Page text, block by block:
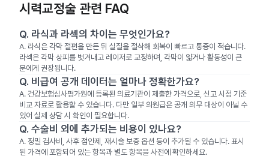
시력교정술 관련 FAQ
Q. 라식과 라섹의 차이는 무엇인가요?
A. 라식은 각막 절편을 만든 뒤 실질을 절삭해 회복이 빠르고 통증이 적습니다.
라섹은 각막 상피를 벗겨내고 레이저로 교정하며, 각막이 얇거나 활동성이 큰
분에게 권장됩니다.
Q. 비급여 공개 데이터는 얼마나 정확한가요?
A. 건강보험심사평가원에 등록된 의료기관이 제출한 가격으로, 신고 시점 기준
비교 자료로 활용할 수 있습니다. 다만 일부 의원급은 공개 의무 대상이 아닐 수
있어 실제 상담 시 확인이 필요합니다.
Q. 수술비 외에 추가되는 비용이 있나요?
A. 정밀 검사비, 사후 점안제, 재시술 보증 옵션 등이 추가될 수 있습니다. 표시
된 가격에 포함되어 있는 항목과 별도 항목을 사전에 확인하세요.